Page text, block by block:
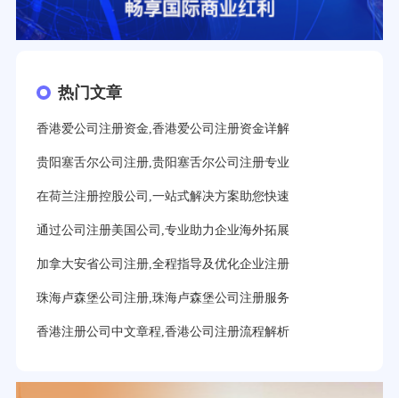
热门文章
香港爱公司注册资金,香港爱公司注册资金详解
贵阳塞舌尔公司注册,贵阳塞舌尔公司注册专业
在荷兰注册控股公司,一站式解决方案助您快速
通过公司注册美国公司,专业助力企业海外拓展
加拿大安省公司注册,全程指导及优化企业注册
珠海卢森堡公司注册,珠海卢森堡公司注册服务
香港注册公司中文章程,香港公司注册流程解析